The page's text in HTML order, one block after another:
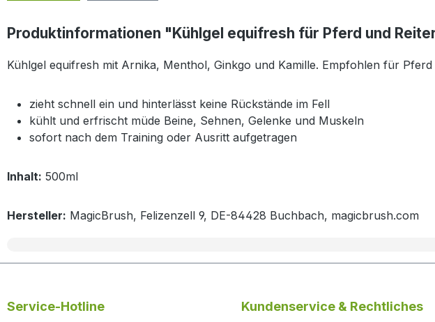
Produktinformationen "Kühlgel equifresh für Pferd und
Kühlgel equifresh mit Arnika, Menthol, Ginkgo und Kamille. Empfohlen für Pferd
zieht schnell ein und hinterlässt keine Rückstände im Fell
kühlt und erfrischt müde Beine, Sehnen, Gelenke und Muskeln
sofort nach dem Training oder Ausritt aufgetragen
Inhalt: 500ml
Hersteller: MagicBrush, Felizenzell 9, DE-84428 Buchbach, magicbrush.com
Service-Hotline Kundenservice & Rechtliches